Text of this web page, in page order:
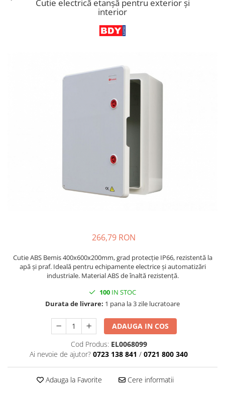
Cabluri semnalizare si control
Conductori rigizi cupru
Cutie electrică etanșă pentru exterior și
interior
266,79 RON
Cutie ABS Bemis 400x600x200mm, grad protecție IP66, rezistentă la
apă și praf. Ideală pentru echipamente electrice și automatizări
industriale. Material ABS de înaltă rezistență.
100 IN STOC
Durata de livrare: 1 pana la 3 zile lucratoare
ADAUGA IN COS
Cod Produs: EL0068099
Ai nevoie de ajutor? 0723 138 841 / 0721 800 340
Adauga la Favorite Cere informatii